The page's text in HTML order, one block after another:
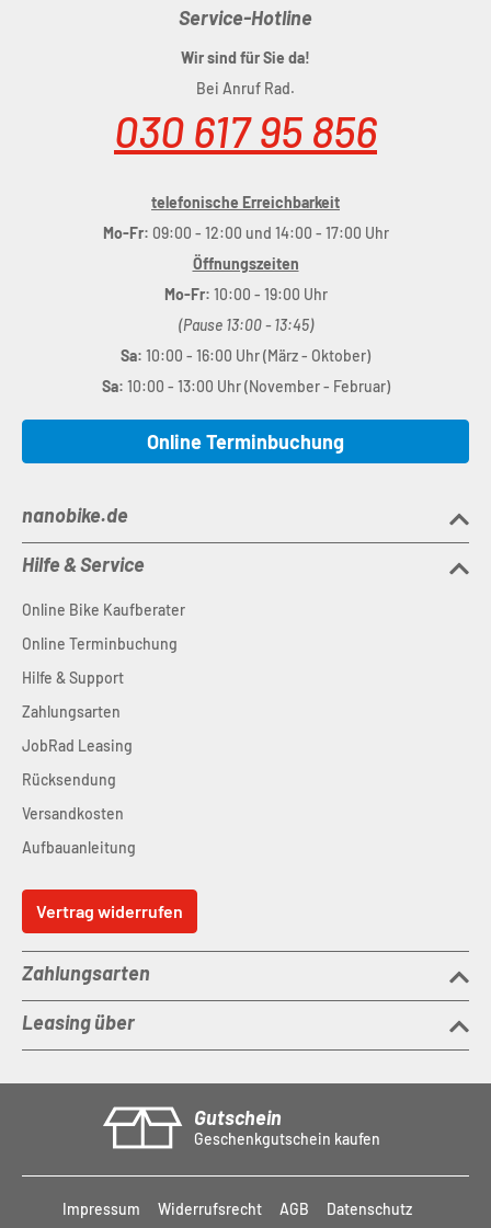
Service-Hotline
Wir sind für Sie da!
Bei Anruf Rad.
030 617 95 856
telefonische Erreichbarkeit
Mo-Fr: 09:00 - 12:00 und 14:00 - 17:00 Uhr
Öffnungszeiten
Mo-Fr: 10:00 - 19:00 Uhr
(Pause 13:00 - 13:45)
Sa: 10:00 - 16:00 Uhr (März - Oktober)
Sa: 10:00 - 13:00 Uhr (November - Februar)
Online Terminbuchung
nanobike.de
Hilfe & Service
Online Bike Kaufberater
Online Terminbuchung
Hilfe & Support
Zahlungsarten
JobRad Leasing
Rücksendung
Versandkosten
Aufbauanleitung
Vertrag widerrufen
Zahlungsarten
Leasing über
Gutschein
Geschenkgutschein kaufen
Impressum Widerrufsrecht AGB Datenschutz